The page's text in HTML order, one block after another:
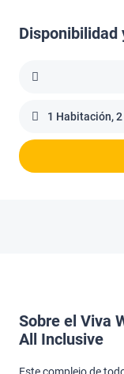
Disponibilidad
1 Habitación,
Sobre el Viva
All Inclusive